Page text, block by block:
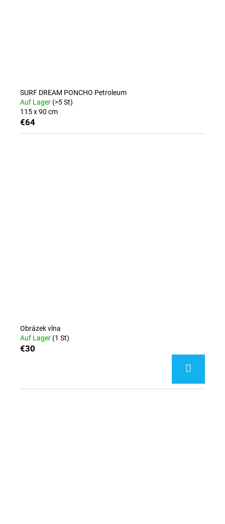
SURF DREAM PONCHO Petroleum
Auf Lager (>5 St)
115 x 90 cm
€64
Obrázek vlna
Auf Lager (1 St)
€30